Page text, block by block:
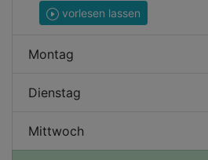
vorlesen lassen
Montag
Dienstag
Mittwoch